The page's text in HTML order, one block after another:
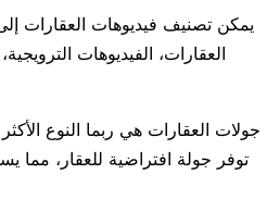
يمكن تصنيف فيديوهات العقارات
العقارات، الفيديوهات
جولات العقارات هي ربما النوع
توفر جولة افتراضية للعقار، مما